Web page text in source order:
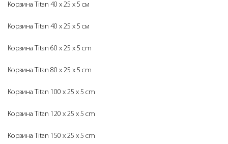
Корзина Titan 40 x 25 x 5 см
Корзина Titan 40 x 25 x 5 см
Корзина Titan 60 x 25 x 5 cm
Корзина Titan 80 x 25 x 5 cm
Корзина Titan 100 x 25 x 5 cm
Корзина Titan 120 x 25 x 5 cm
Корзина Titan 150 x 25 x 5 cm